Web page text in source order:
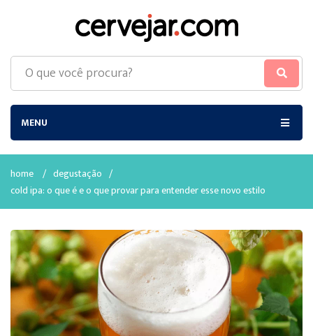
MENU
home / degustação /
cold ipa: o que é e o que provar para entender esse novo estilo